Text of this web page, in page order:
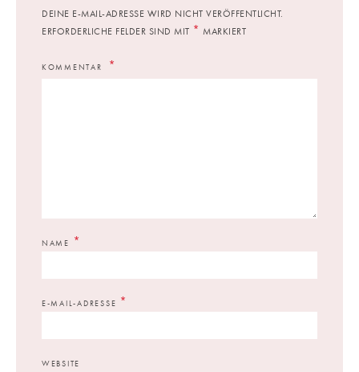
DEINE E-MAIL-ADRESSE WIRD NICHT VERÖFFENTLICHT.
ERFORDERLICHE FELDER SIND MIT * MARKIERT
KOMMENTAR
NAME *
E-MAIL-ADRESSE *
WEBSITE